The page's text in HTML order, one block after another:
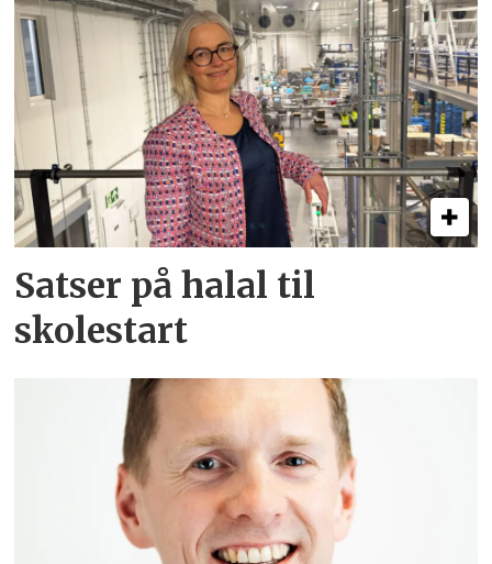
Satser på halal til
skolestart